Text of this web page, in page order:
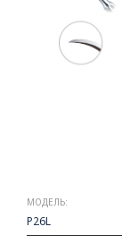
МОДЕЛЬ:
P26L